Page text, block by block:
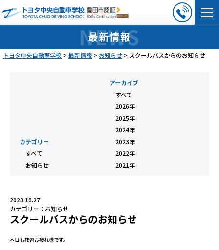
最新情報
トヨタ中央自動車学校 > 最新情報 > お知らせ > スクールバスからのお知らせ
カテゴリー
すべて
お知らせ
アーカイブ
すべて
2026年
2025年
2024年
2023年
2022年
2021年
2023.10.27
カテゴリー： お知らせ
スクールバスからのお知らせ
本日も教習お疲れ様です。